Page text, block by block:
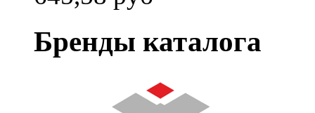
Бренды каталога